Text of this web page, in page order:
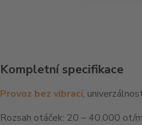
Kompletní specifikace
Provoz bez vibrací,
Rozsah otáček: 20 – 40.000 ot/